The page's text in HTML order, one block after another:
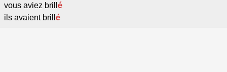
vous aviez brill é
ils avaient brill é